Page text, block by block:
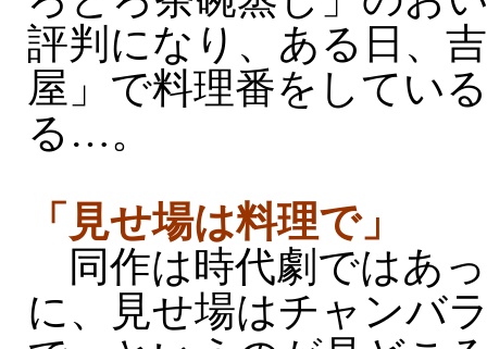
評判になり、ある日、
屋」で料理番をしてい
る…。
「見せ場は料理で」
同作は時代劇ではあ
に、見せ場はチャンバ